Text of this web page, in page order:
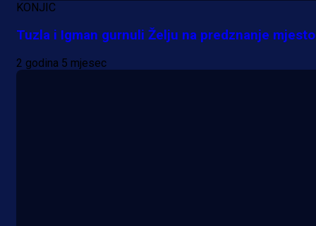
KONJIC
Tuzla i Igman gurnuli Želju na predznanje
2 godina 5 mjesec